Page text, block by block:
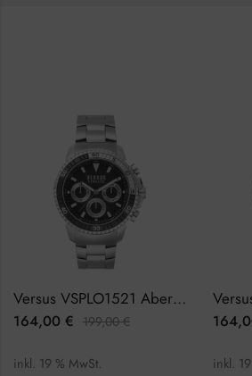
Versus VSPLO1521 Aberdeen Herrenuhr
164,00 € 199,00€
inkl. 19 % MwSt. inkl.